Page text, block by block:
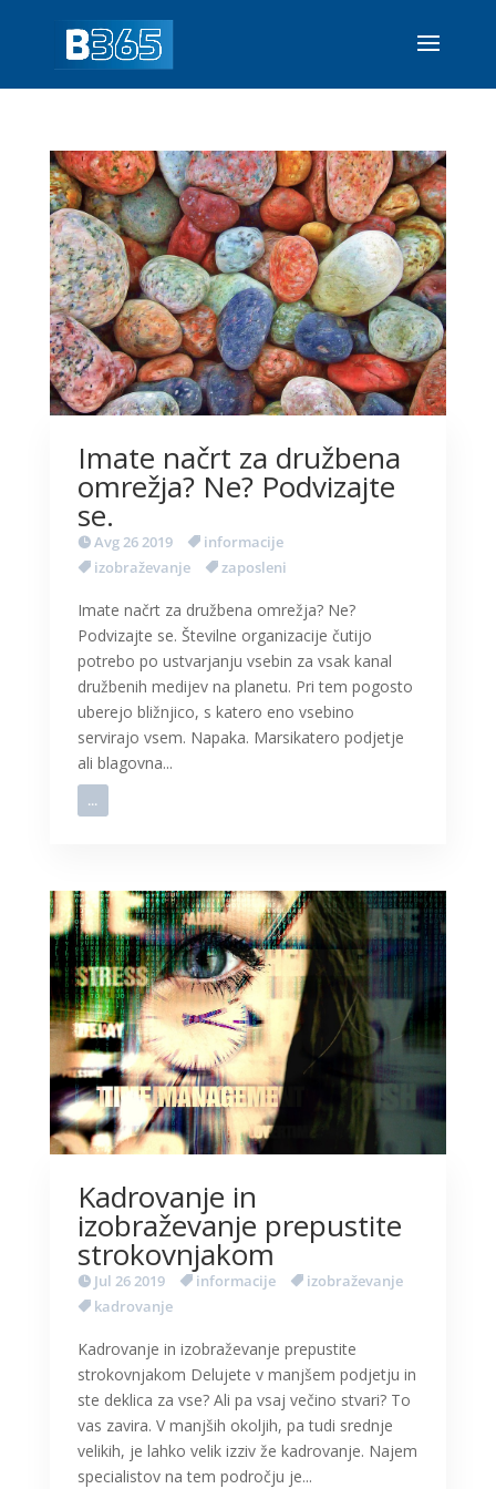
Imate načrt za družbena
omrežja? Ne? Podvizajte
se.
Avg 26 2019
informacije
izobraževanje
zaposleni
Imate načrt za družbena omrežja? Ne?
Podvizajte se. Številne organizacije čutijo
potrebo po ustvarjanju vsebin za vsak kanal
družbenih medijev na planetu. Pri tem pogosto
uberejo bližnjico, s katero eno vsebino
servirajo vsem. Napaka. Marsikatero podjetje
ali blagovna...
...
Kadrovanje in
izobraževanje prepustite
strokovnjakom
Jul 26 2019 informacije
izobraževanje
kadrovanje
Kadrovanje in izobraževanje prepustite
strokovnjakom Delujete v manjšem podjetju in
ste deklica za vse? Ali pa vsaj večino stvari? To
vas zavira. V manjših okoljih, pa tudi srednje
velikih, je lahko velik izziv že kadrovanje. Najem
specialistov na tem področju je...